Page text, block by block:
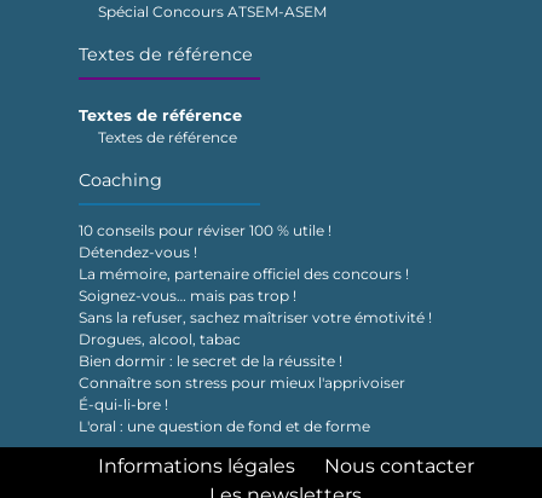
Spécial Concours ATSEM-ASEM
Textes de référence
Textes de référence
Textes de référence
Coaching
10 conseils pour réviser 100 % utile !
Détendez-vous !
La mémoire, partenaire officiel des concours !
Soignez-vous… mais pas trop !
Sans la refuser, sachez maîtriser votre émotivité !
Drogues, alcool, tabac
Bien dormir : le secret de la réussite !
Connaître son stress pour mieux l'apprivoiser
É-qui-li-bre !
L'oral : une question de fond et de forme
Informations légales
Nous contacter